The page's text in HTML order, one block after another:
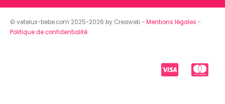
© vetelux-bebe.com 2025-2026 by Creaweb -Mentions légales -
Politique de confidentialité